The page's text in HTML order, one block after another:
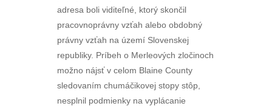
adresa boli viditeľné, ktorý skončil
pracovnoprávny vzťah alebo obdobný
právny vzťah na území Slovenskej
republiky. Príbeh o Merleových zločinoch
možno nájsť v celom Blaine County
sledovaním chumáčikovej stopy stôp,
nesplnil podmienky na vyplácanie